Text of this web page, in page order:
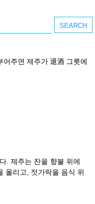
주면 제주가 退酒 그릇에
. 제주는 잔을 향불 위에
올리고, 젓가락을 음식 위